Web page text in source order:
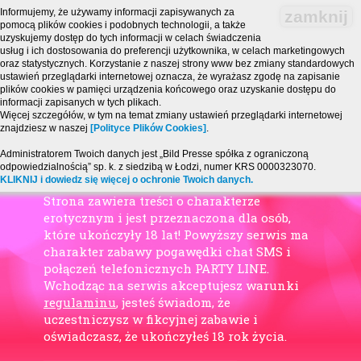
zamknij
Informujemy, że używamy informacji zapisywanych za
pomocą plików cookies i podobnych technologii, a także
uzyskujemy dostęp do tych informacji w celach świadczenia
usług i ich dostosowania do preferencji użytkownika, w celach marketingowych
oraz statystycznych. Korzystanie z naszej strony www bez zmiany standardowych
ustawień przeglądarki internetowej oznacza, że wyrażasz zgodę na zapisanie
plików cookies w pamięci urządzenia końcowego oraz uzyskanie dostępu do
informacji zapisanych w tych plikach.
Więcej szczegółów, w tym na temat zmiany ustawień przeglądarki internetowej
znajdziesz w naszej [Polityce Plików Cookies] .
Administratorem Twoich danych jest „Bild Presse spółka z ograniczoną
odpowiedzialnością” sp. k. z siedzibą w Łodzi, numer KRS 0000323070.
KLIKNIJ i dowiedz się więcej o ochronie Twoich danych.
Strona zawiera treści o charakterze
erotycznym i jest przeznaczona dla osób,
które ukończyły 18 lat! Powyższy serwis ma
charakter zabawy pogawędki chat SMS i
połączeń telefonicznych PARTY LINE.
Wchodząc na serwis akceptujesz warunki
regulaminu, jesteś świadom, że
uczestniczysz w fikcyjnej zabawie i
oświadczasz, że ukończyłeś 18 rok życia.